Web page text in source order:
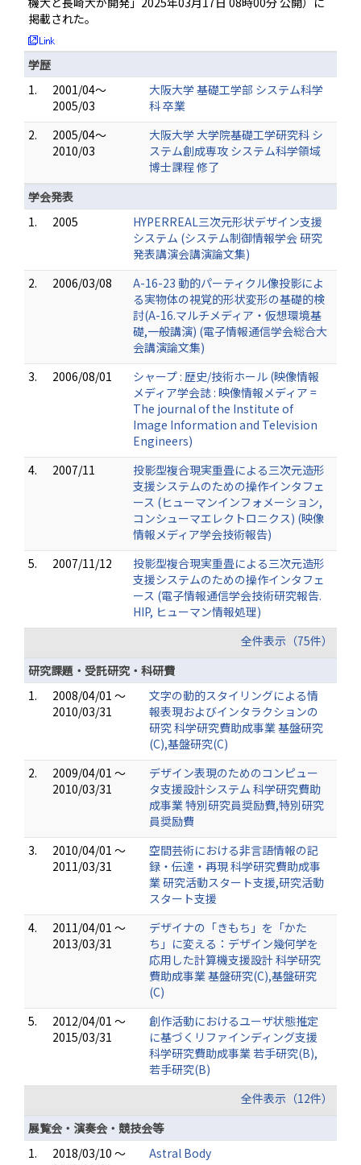
掲載された。
学歴
1.
2001/04～
2005/03
大阪大学 基礎工学部 システム科学
科 卒業
2.
2005/04～
2010/03
大阪大学 大学院基礎工学研究科 シ
ステム創成専攻 システム科学領域
博士課程 修了
学会発表
1.
2005
HYPERREAL三次元形状デザイン支援
システム (システム制御情報学会 研究
発表講演会講演論文集)
2.
2006/03/08
A-16-23 動的パーティクル像投影によ
る実物体の視覚的形状変形の基礎的検
討(A-16.マルチメディア・仮想環境基
礎,一般講演) (電子情報通信学会総合大
会講演論文集)
3.
2006/08/01
シャープ : 歴史/技術ホール (映像情報
メディア学会誌 : 映像情報メディア =
The journal of the Institute of
Image Information and Television
Engineers)
4.
2007/11
投影型複合現実重畳による三次元造形
支援システムのための操作インタフェ
ース (ヒューマンインフォメーション,
コンシューマエレクトロニクス) (映像
情報メディア学会技術報告)
5.
2007/11/12
投影型複合現実重畳による三次元造形
支援システムのための操作インタフェ
ース (電子情報通信学会技術研究報告.
HIP, ヒューマン情報処理)
全件表示（75件）
研究課題・受託研究・科研費
1.
2008/04/01 ～
2010/03/31
文字の動的スタイリングによる情
報表現およびインタラクションの
研究 科学研究費助成事業 基盤研究
(C),基盤研究(C)
2.
2009/04/01 ～
2010/03/31
デザイン表現のためのコンピュー
タ支援設計システム 科学研究費助
成事業 特別研究員奨励費,特別研究
員奨励費
3.
2010/04/01 ～
2011/03/31
空間芸術における非言語情報の記
録・伝達・再現 科学研究費助成事
業 研究活動スタート支援,研究活動
スタート支援
4.
2011/04/01 ～
2013/03/31
デザイナの「きもち」を「かた
ち」に変える：デザイン幾何学を
応用した計算機支援設計 科学研究
費助成事業 基盤研究(C),基盤研究
(C)
5.
2012/04/01 ～
2015/03/31
創作活動におけるユーザ状態推定
に基づくリファインディング支援
科学研究費助成事業 若手研究(B),
若手研究(B)
全件表示（12件）
展覧会・演奏会・競技会等
1.
2018/03/10 ～
Astral Body